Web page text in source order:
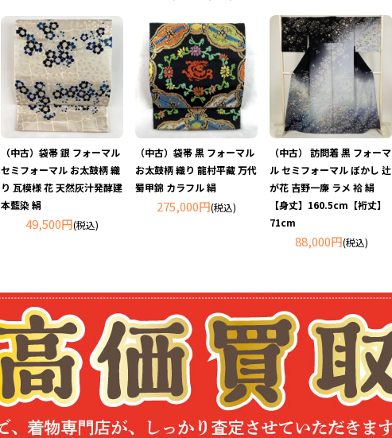
（中古）袋帯 銀 フォーマル
セミフォーマル お太鼓柄 織
り 瓦模様 花 天然灰汁発酵建
本藍染 絹
49,500円(税込)
（中古）袋帯 黒 フォーマル
お太鼓柄 織り 龍村平藏 万代
蜀甲錦 カラフル 絹
275,000円(税込)
（中古） 訪問着 黒 フォーマ
ル セミフォーマル ぼかし 辻
が花 吉野一廉 ラメ 袷 絹
【身丈】160.5cm【裄丈】
71cm
88,000円(税込)